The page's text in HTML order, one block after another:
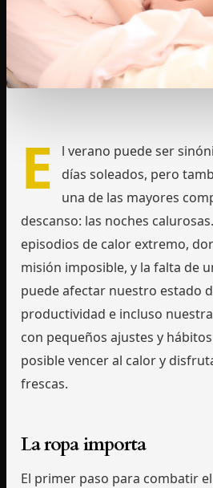
E
l verano puede ser
días soleados, pero
una de las mayores
descanso: las noches
episodios de calor extremo,
misión imposible, y la falta de
puede afectar nuestro estado
productividad e incluso
con pequeños ajustes y
posible vencer al calor y
frescas.
La ropa importa
El primer paso para combatir